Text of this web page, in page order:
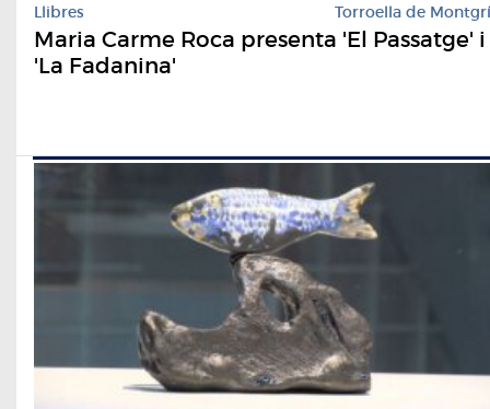
Llibres Torroella de Montgrí
Maria Carme Roca presenta 'El Passatge' i
'La Fadanina'